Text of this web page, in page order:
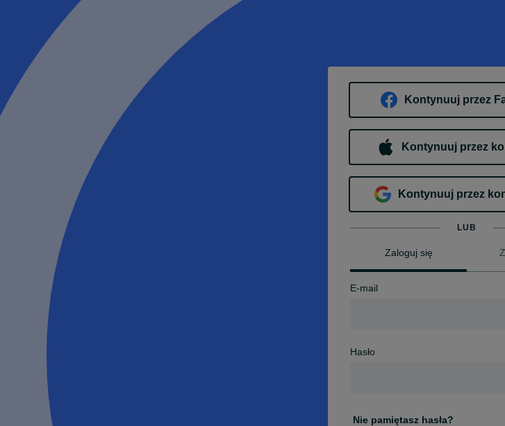
Kontynuuj przez
Kontynuuj przez
Kontynuuj przez
LUB
Zaloguj się
E-mail
Hasło
Nie pamiętasz hasła?